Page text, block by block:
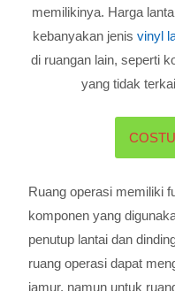
memilikinya. Harga
kebanyakan jenis vinyl
di ruangan lain, seperti
yang tidak
Ruang operasi memiliki
komponen yang
penutup lantai dan
ruang operasi dapat
jamur, namun untuk